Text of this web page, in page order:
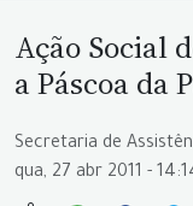
Ação Social
a Páscoa da
Secretaria de
qua, 27 abr 2011 -